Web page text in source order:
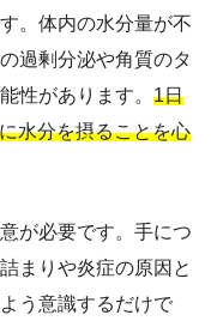
。体内の水分量が不
過剰分泌や角質のタ
性があります。 1日
水分を摂ることを心
が必要です。手につ
まりや炎症の原因と
う意識するだけで